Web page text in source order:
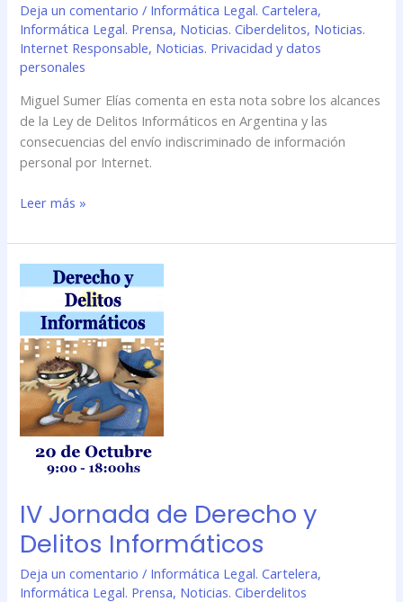
Deja un comentario / Informática Legal. Cartelera,
Informática Legal. Prensa, Noticias. Ciberdelitos, Noticias.
Internet Responsable, Noticias. Privacidad y datos
personales
Miguel Sumer Elías comenta en esta nota sobre los alcances
de la Ley de Delitos Informáticos en Argentina y las
consecuencias del envío indiscriminado de información
personal por Internet.
Leer más »
IV Jornada de Derecho y
Delitos Informáticos
Deja un comentario / Informática Legal. Cartelera,
Informática Legal. Prensa, Noticias. Ciberdelitos
Jornada
de
Derecho
y
Delitos
Informáticos